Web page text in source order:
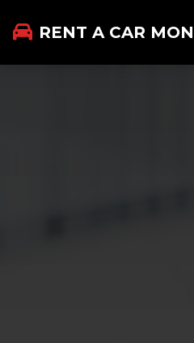
RENT A CAR